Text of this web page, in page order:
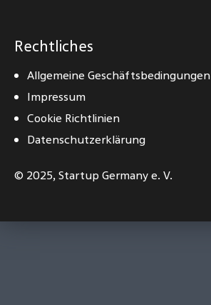
Rechtliches
Allgemeine Geschäftsbedingungen
Impressum
Cookie Richtlinien
Datenschutzerklärung
© 2025,Startup Germany e. V.